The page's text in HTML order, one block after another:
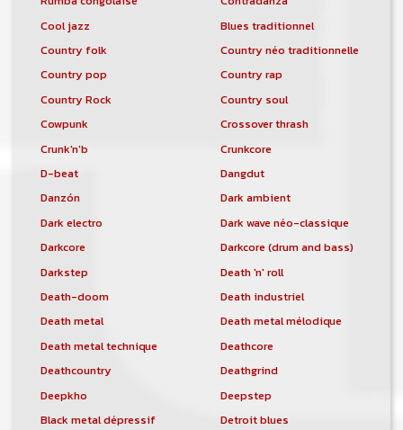
Cool jazz
Blues traditionnel
Country folk
Country néo traditionnelle
Country pop
Country rap
Country Rock
Country soul
Cowpunk
Crossover thrash
Crunk'n'b
Crunkcore
D-beat
Dangdut
Danzón
Dark ambient
Dark electro
Dark wave néo-classique
Darkcore
Darkcore (drum and bass)
Darkstep
Death 'n' roll
Death-doom
Death industriel
Death metal
Death metal mélodique
Death metal technique
Deathcore
Deathcountry
Deathgrind
Deepkho
Deepstep
Black metal dépressif
Detroit blues